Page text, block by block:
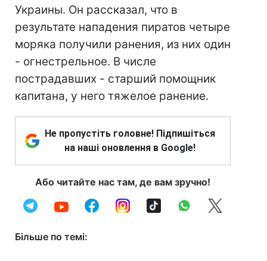
Украины. Он рассказал, что в
результате нападения пиратов четыре
моряка получили ранения, из них один
- огнестрельное. В числе
пострадавших - старший помощник
капитана, у него тяжелое ранение.
Не пропустіть головне! Підпишіться
на наші оновлення в Google!
Або читайте нас там, де вам зручно!
Більше по темі: